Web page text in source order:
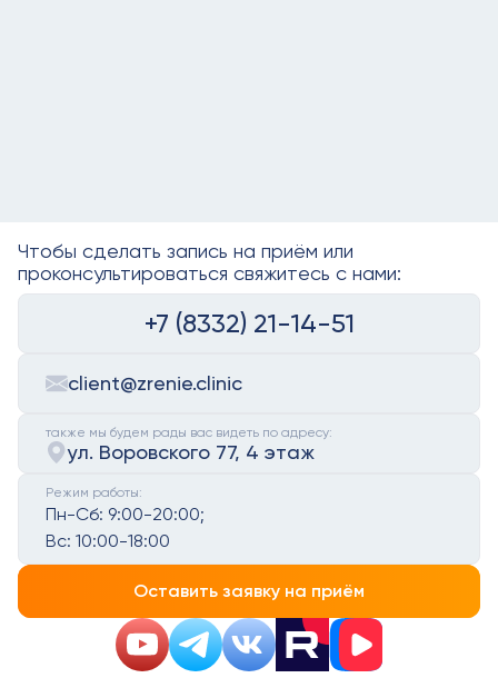
Чтобы сделать запись на приём или
проконсультироваться свяжитесь с нами:
+7 (8332) 21-14-51
client@zrenie.clinic
также мы будем рады вас видеть по адресу:
ул. Воровского 77, 4 этаж
Режим работы:
Пн-Сб: 9:00-20:00;
Вс: 10:00-18:00
Оставить заявку на приём